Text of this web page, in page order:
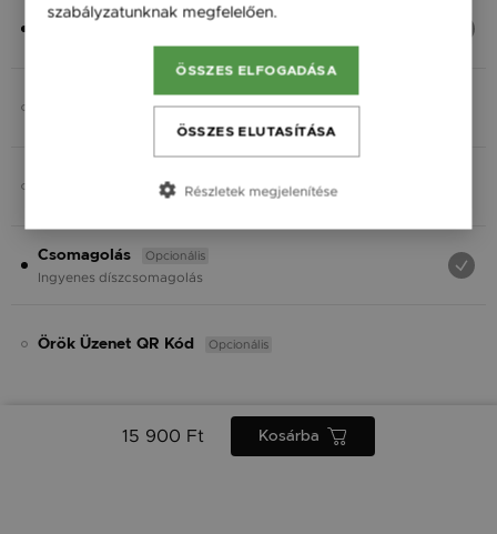
Fonal
Opcionális
Opcionális
Csomagolás Opcionális
Ingyenes díszcsomagolás
Örök Üzenet QR Kód Opcionális
15 900 Ft Kosárba
szabályzatunknak megfelelően.
ÖSSZES ELFOGADÁSA
ÖSSZES ELUTASÍTÁSA
Részletek megjelenítése